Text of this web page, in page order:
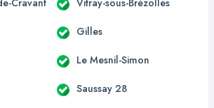
Gilles
Le Mesnil-Simon
Saussay 28